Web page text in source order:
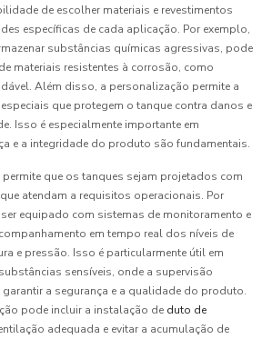
de escolher materiais e revestimentos
específicas de cada aplicação. Por exemplo,
substâncias químicas agressivas, pode
materiais resistentes à corrosão, como
Além disso, a personalização permite a
que protegem o tanque contra danos e
Isso é especialmente importante em
e a integridade do produto são fundamentais.
que os tanques sejam projetados com
atendam a requisitos operacionais. Por
equipado com sistemas de monitoramento e
em tempo real dos níveis de
e pressão. Isso é particularmente útil em
sensíveis, onde a supervisão
a segurança e a qualidade do produto.
pode incluir a instalação de duto de
adequada e evitar a acumulação de